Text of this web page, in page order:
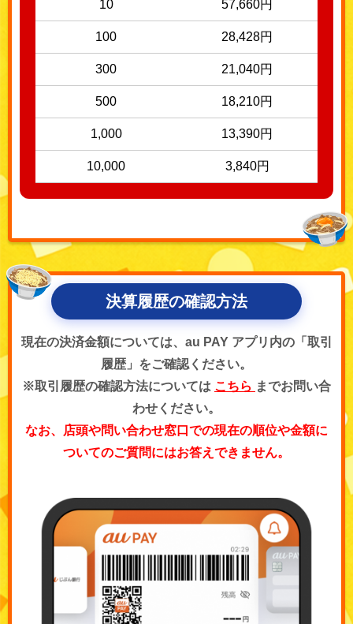
10 57,660円
100 28,428円
300 21,040円
500 18,210円
1,000 13,390円
10,000 3,840円
決算履歴の確認方法
現在の決済金額については、au PAY アプリ内の「取引
履歴」をご確認ください。
※取引履歴の確認方法については こちら までお問い合
わせください。
なお、店頭や問い合わせ窓口での現在の順位や金額に
ついてのご質問にはお答えできません。